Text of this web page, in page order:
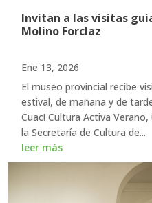
Invitan a las visitas
Molino Forclaz
Ene 13, 2026
El museo provincial recibe
estival, de mañana y de
Cuac! Cultura Activa
la Secretaría de Cultura de...
leer más